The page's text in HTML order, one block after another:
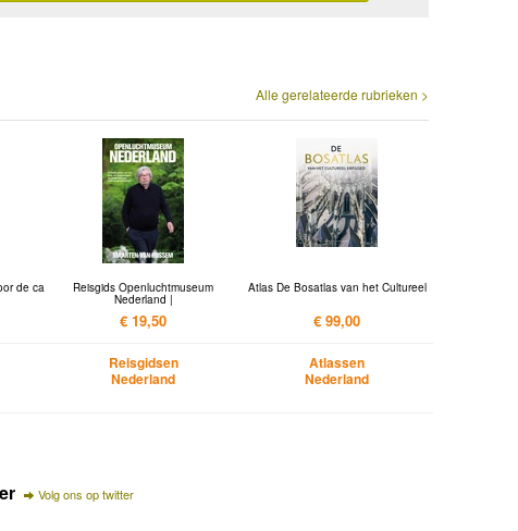
Alle gerelateerde rubrieken >
de ca Reisgids Openluchtmuseum
Nederland |
€ 19,50
Reisgidsen
Nederland
Atlas De Bosatlas van het Cultureel
€ 99,00
Atlassen
Nederland
Volg ons op twitter